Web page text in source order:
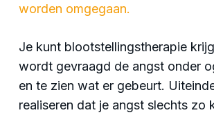
worden omgegaan.
Je kunt blootstellingstherapie
wordt gevraagd de angst onder
en te zien wat er gebeurt.
realiseren dat je angst slechts zo